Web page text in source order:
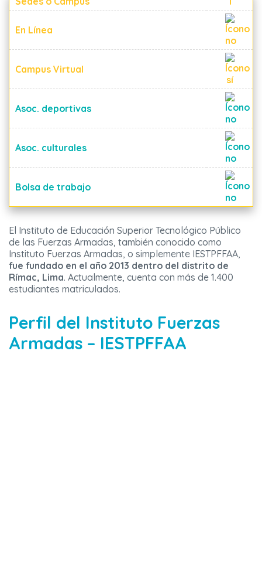
En Línea
Campus Virtual
Asoc. deportivas
Asoc. culturales
Bolsa de trabajo
El Instituto de Educación Superior Tecnológico Público
de las Fuerzas Armadas, también conocido como
Instituto Fuerzas Armadas, o simplemente IESTPFFAA,
fue fundado en el año 2013 dentro del distrito de
Rímac, Lima. Actualmente, cuenta con más de 1.400
estudiantes matriculados.
Perfil del Instituto Fuerzas
Armadas – IESTPFFAA